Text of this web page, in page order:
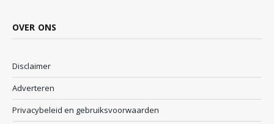
OVER ONS
Disclaimer
Adverteren
Privacybeleid en gebruiksvoorwaarden